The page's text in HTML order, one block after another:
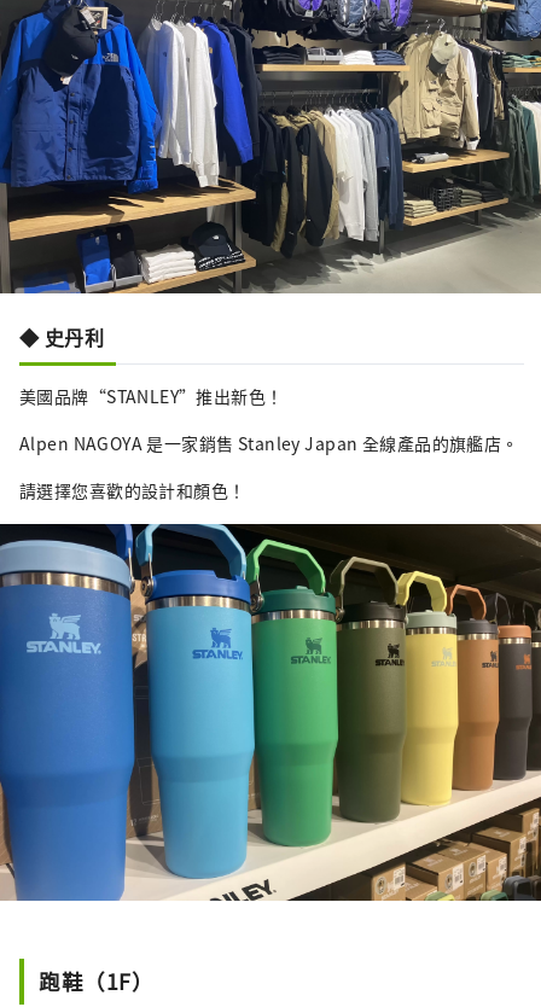
◆ 史丹利
美國品牌“STANLEY”推出新色！
Alpen NAGOYA 是一家銷售 Stanley Japan 全線產品的旗艦店。
請選擇您喜歡的設計和顏色！
跑鞋（1F）